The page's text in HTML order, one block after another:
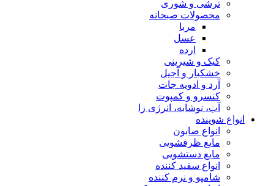
ترشی و شوری
محصولات صبحانه
مربا
عسل
ارده
کیک و شیرینی
خشکبار و آجیل
آرد و ادویه جات
کنسرو و کمپوت
آب، نوشابه، انرژی زا
انواع شوینده
انواع صابون
مایع ظرفشویی
مایع دستشویی
انواع سفید کننده
شامپو و نرم کننده